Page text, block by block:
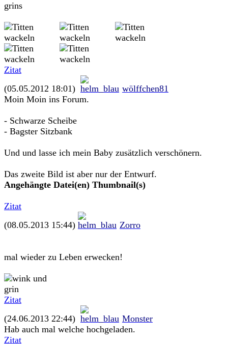
grins
Zitat
(05.05.2012 18:01)
wölffchen81
Moin Moin ins Forum.
- Schwarze Scheibe
- Bagster Sitzbank
Und und lasse ich mein Baby zusätzlich verschönern.
Das zweite Bild ist aber nur der Entwurf.
Angehängte Datei(en) Thumbnail(s)
Zitat
(08.05.2013 15:44)
Zorro
mal wieder zu Leben erwecken!
Zitat
(24.06.2013 22:44)
Monster
Hab auch mal welche hochgeladen.
Zitat